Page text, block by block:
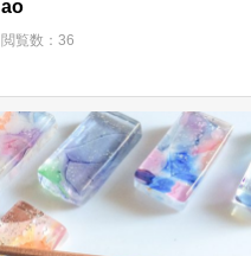
ao
閲覧数：36